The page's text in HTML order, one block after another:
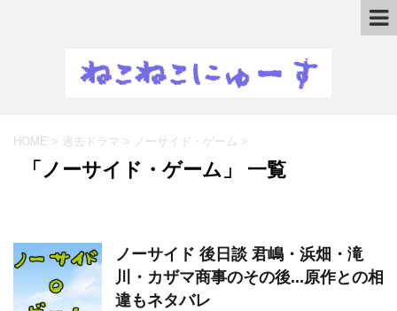
HOME > 過去ドラマ > ノーサイド・ゲーム >
「ノーサイド・ゲーム」 一覧
ノーサイド 後日談 君嶋・浜畑・滝
川・カザマ商事のその後...原作との相
違もネタバレ